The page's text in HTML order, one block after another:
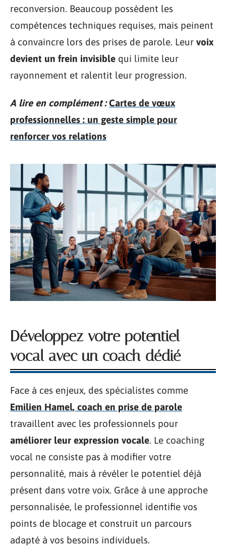
reconversion. Beaucoup possèdent les
compétences techniques requises, mais peinent
à convaincre lors des prises de parole. Leur voix
devient un frein invisible qui limite leur
rayonnement et ralentit leur progression.
A lire en complément : Cartes de vœux
professionnelles : un geste simple pour
renforcer vos relations
Développez votre potentiel
vocal avec un coach dédié
Face à ces enjeux, des spécialistes comme
Emilien Hamel, coach en prise de parole
travaillent avec les professionnels pour
améliorer leur expression vocale. Le coaching
vocal ne consiste pas à modifier votre
personnalité, mais à révéler le potentiel déjà
présent dans votre voix. Grâce à une approche
personnalisée, le professionnel identifie vos
points de blocage et construit un parcours
adapté à vos besoins individuels.